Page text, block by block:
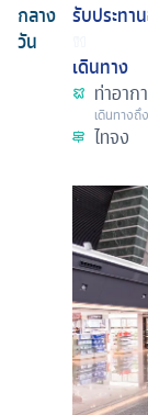
กลาง
วัน
รับประทา
เดินทาง
ท่าอาก
เดินทางถึง
ไทจง